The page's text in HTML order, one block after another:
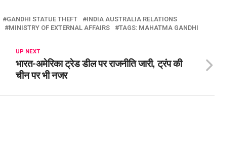
GANDHI STATUE THEFT
INDIA AUSTRALIA RELATIONS
MINISTRY OF EXTERNAL AFFAIRS TAGS: MAHATMA GANDHI
UP NEXT
भारत-अमेरिका ट्रेड डील पर राजनीति जारी, ट्रंप की
चीन पर भी नजर